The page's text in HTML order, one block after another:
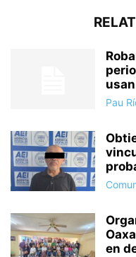
Pau
en